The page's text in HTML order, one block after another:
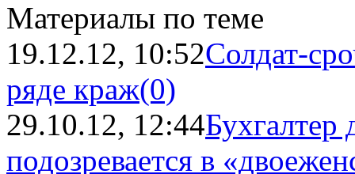
Материалы по теме
19.12.12, 10:52Солдат-
ряде краж(0)
29.10.12, 12:44
подозревается в